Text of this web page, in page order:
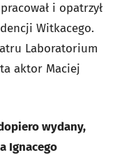
i opatrzył
Witkacego.
Laboratorium
aktor Maciej
wydany,
Ignacego